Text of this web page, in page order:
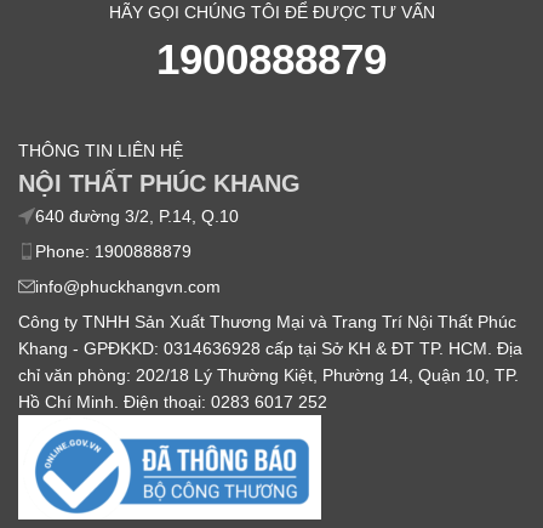
HÃY GỌI CHÚNG TÔI ĐỂ ĐƯỢC TƯ VẤN
1900888879
THÔNG TIN LIÊN HỆ
NỘI THẤT PHÚC KHANG
640 đường 3/2, P.14, Q.10
Phone: 1900888879
info@phuckhangvn.com
Công ty TNHH Sản Xuất Thương Mại và Trang Trí Nội Thất Phúc
Khang - GPĐKKD: 0314636928 cấp tại Sở KH & ĐT TP. HCM. Địa
chỉ văn phòng: 202/18 Lý Thường Kiệt, Phường 14, Quận 10, TP.
Hồ Chí Minh. Điện thoại: 0283 6017 252